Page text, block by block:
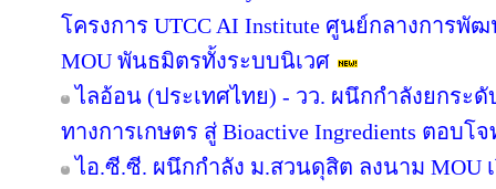
โครงการ UTCC AI Institute ศูนย์กลางการพั
MOU พันธมิตรทั้งระบบนิเวศ
ไลอ้อน (ประเทศไทย) - วว. ผนึกกำลังยกระ
ทางการเกษตร สู่ Bioactive Ingredients ตอบโ
ไอ.ซี.ซี. ผนึกกำลัง ม.สวนดุสิต ลงนาม MOU